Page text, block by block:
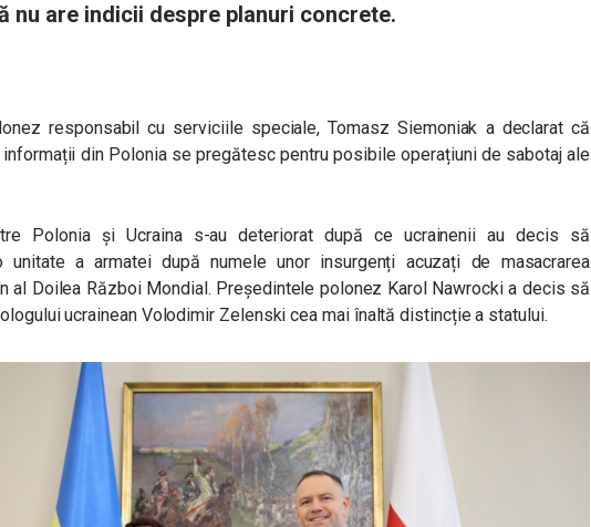
nu are indicii despre planuri concrete.
responsabil cu serviciile speciale, Tomasz Siemoniak a declarat că
din Polonia se pregătesc pentru posibile operațiuni de sabotaj ale
Polonia și Ucraina s-au deteriorat după ce ucrainenii au decis să
unitate a armatei după numele unor insurgenți acuzați de masacrarea
al Doilea Război Mondial. Președintele polonez Karol Nawrocki a decis să
ucrainean Volodimir Zelenski cea mai înaltă distincție a statului.